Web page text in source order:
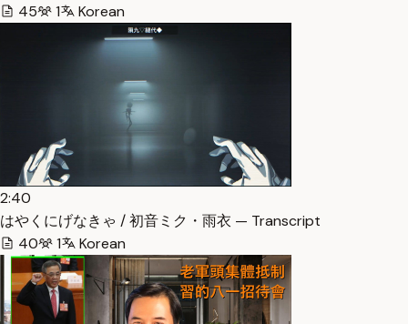
45
1 Korean
2:40
はやくにげなきゃ / 初音ミク・雨衣 — Transcript
40
1 Korean